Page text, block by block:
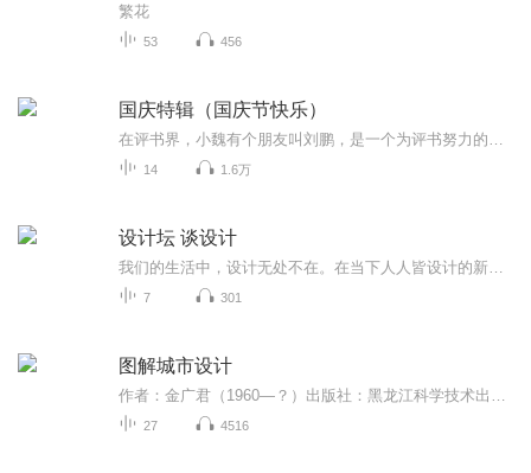
繁花
53 456
国庆特辑（国庆节快乐）
14 1.6万
设计坛 谈设计
7 301
图解城市设计
27 4516